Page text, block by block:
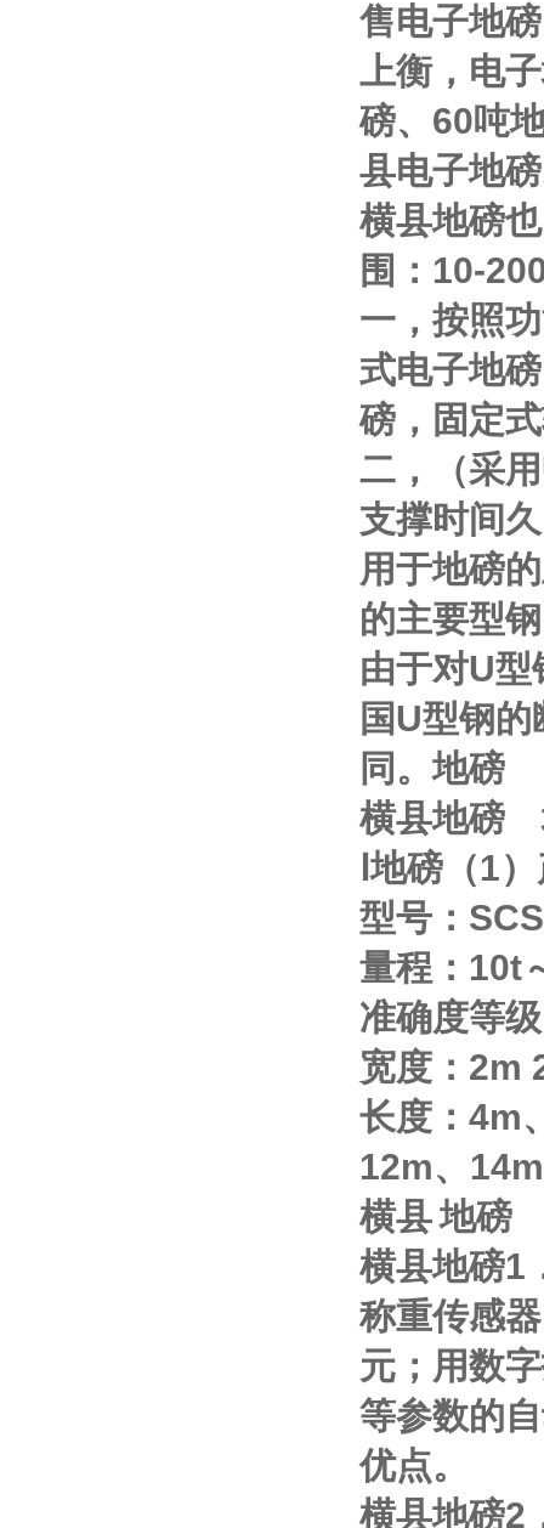
售电子地
上衡，电
磅、 60吨
县电子地磅
横县地磅
围： 10-
一，按照
式电子地
磅，固定
二，（采用
支撑时间
用于地磅
的主要型
由于对U型
国U型钢的
同。地磅
横县地磅
Ⅰ地磅（1
型号： SCS
量程： 10t
准确度等
宽度： 2m
长度： 4m
12m、 14m
横县地磅
横县地磅1
称重传感
元；用数
等参数的
优点。
横县地磅2